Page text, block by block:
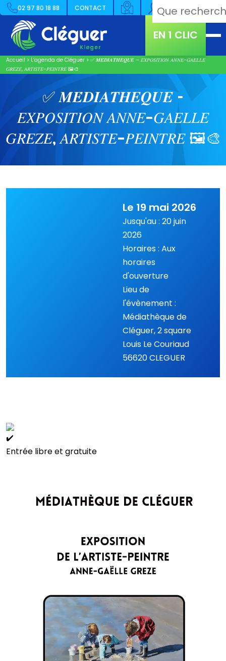
02 97 80 18 88 CONTACT
EN 1 CLIC
Accueil > L’agenda de Cléguer > ✅ 𝑴𝑬́𝑫𝑰𝑨𝑻𝑯𝑬𝑸𝑼𝑬 – 𝐸𝑋𝑃𝑂𝑆𝐼𝑇𝐼𝑂𝑁 𝐴𝑁𝑁𝐸-𝐺𝐴𝐸𝐿𝐿𝐸
𝐺𝑅𝐸𝑍𝐸, 𝐴𝑅𝑇𝐼𝑆𝑇𝐸-𝑃𝐸𝐼𝑁𝑇𝑅𝐸 🖼️🎨
✅ 𝑴𝑬́𝑫𝑰𝑨𝑻𝑯𝑬𝑸𝑼𝑬 –
𝐸𝑋𝑃𝑂𝑆𝐼𝑇𝐼𝑂𝑁 𝐴𝑁𝑁𝐸-𝐺𝐴𝐸𝐿𝐿𝐸
𝐺𝑅𝐸𝑍𝐸, 𝐴𝑅𝑇𝐼𝑆𝑇𝐸-𝑃𝐸𝐼𝑁𝑇𝑅𝐸 🖼️🎨
Le 19 mai 2026
Jusqu'au : 20 juin
2026
Horaires : Aux
horaires
d'ouverture
Lieu de
l'évènement :
Médiathèque de
Cléguer, 2 square
Louis Le Couriaud
56620 CLEGUER
Entrée libre et gratuite